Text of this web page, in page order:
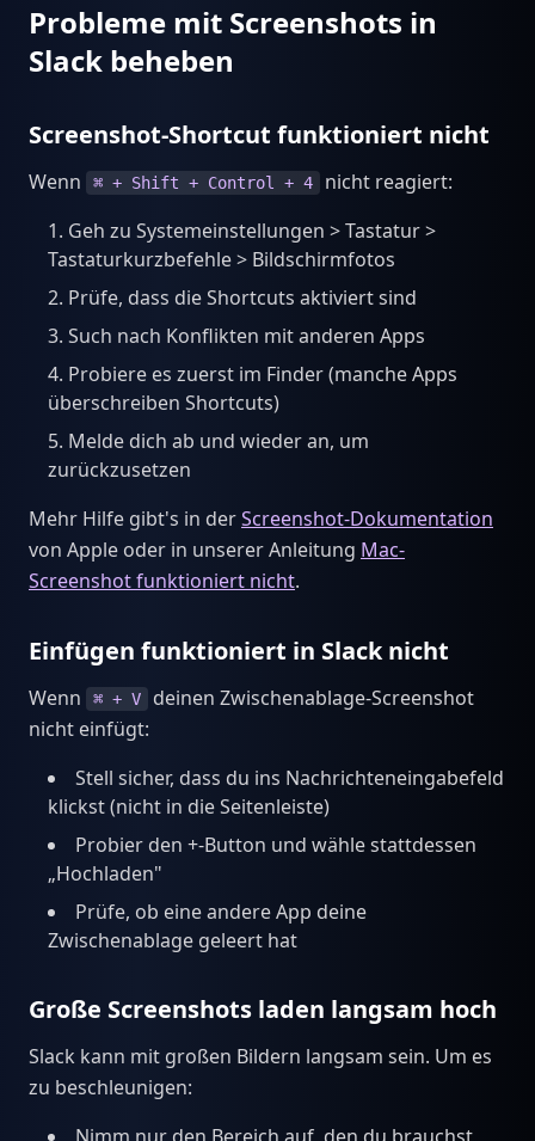
Probleme mit Screenshots in
Slack beheben
Screenshot-Shortcut funktioniert nicht
Wenn ⌘ + Shift + Control + 4
nicht reagiert:
Geh zu Systemeinstellungen > Tastatur >
Tastaturkurzbefehle > Bildschirmfotos
Prüfe, dass die Shortcuts aktiviert sind
Such nach Konflikten mit anderen Apps
Probiere es zuerst im Finder (manche Apps
überschreiben Shortcuts)
Melde dich ab und wieder an, um
zurückzusetzen
Mehr Hilfe gibt's in derScreenshot-Dokumentation
von Apple oder in unserer Anleitung Mac-
Screenshot funktioniert nicht.
Einfügen funktioniert in Slack nicht
Wenn ⌘ + V
deinen Zwischenablage-Screenshot
nicht einfügt:
Stell sicher, dass du ins Nachrichteneingabefeld
klickst (nicht in die Seitenleiste)
Probier den +-Button und wähle stattdessen
„Hochladen"
Prüfe, ob eine andere App deine
Zwischenablage geleert hat
Große Screenshots laden langsam hoch
Slack kann mit großen Bildern langsam sein. Um es
zu beschleunigen: